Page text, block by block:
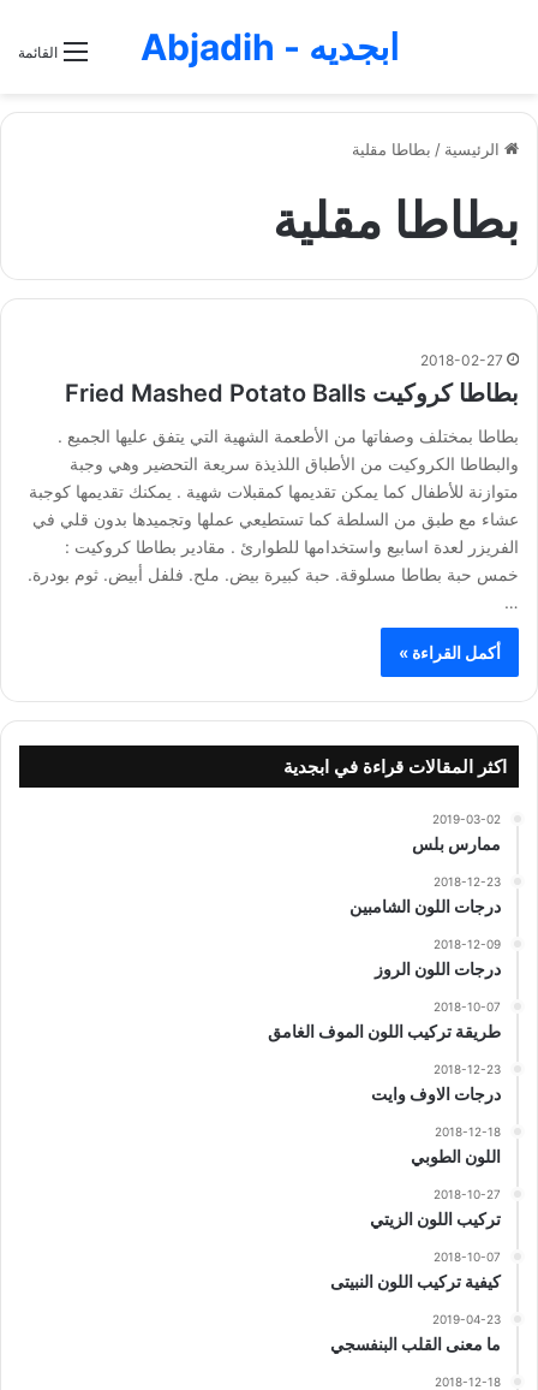
القائمة ابجديه - Abjadih
الرئيسية / بطاطا مقلية
بطاطا مقلية
2018-02-27
بطاطا كروكيت Fried Mashed Potato Balls
بطاطا بمختلف وصفاتها من الأطعمة الشهية التي يتفق عليها الجميع .
والبطاطا الكروكيت من الأطباق اللذيذة سريعة التحضير وهي وجبة
متوازنة للأطفال كما يمكن تقديمها كمقبلات شهية . يمكنك تقديمها كوجبة
عشاء مع طبق من السلطة كما تستطيعي عملها وتجميدها بدون قلي في
الفريزر لعدة اسابيع واستخدامها للطوارئ . مقادير بطاطا كروكيت :
خمس حبة بطاطا مسلوقة. حبة كبيرة بيض. ملح. فلفل أبيض. ثوم بودرة.
…
أكمل القراءة »
اكثر المقالات قراءة في ابجدية
2019-03-02
ممارس بلس
2018-12-23
درجات اللون الشامبين
2018-12-09
درجات اللون الروز
2018-10-07
طريقة تركيب اللون الموف الغامق
2018-12-23
درجات الاوف وايت
2018-12-18
اللون الطوبي
2018-10-27
تركيب اللون الزيتي
2018-10-07
كيفية تركيب اللون النبيتى
2019-04-23
ما معنى القلب البنفسجي
2018-12-18